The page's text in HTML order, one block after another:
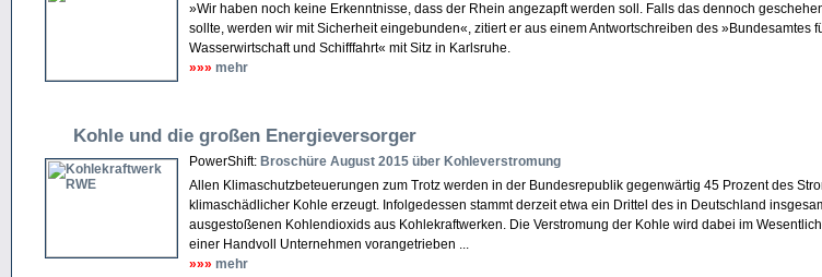
»Wir haben noch keine Erkenntnisse, dass der Rhein angezapft werden soll. Falls das dennoch
sollte, werden wir mit Sicherheit eingebunden«, zitiert er aus einem Antwortschreiben des »Bundesamtes
Wasserwirtschaft und Schifffahrt« mit Sitz in Karlsruhe.
»»» mehr
Kohle und die großen Energieversorger
PowerShift: Broschüre August 2015 über Kohleverstromung
Allen Klimaschutzbeteuerungen zum Trotz werden in der Bundesrepublik gegenwärtig 45 Prozent des
klimaschädlicher Kohle erzeugt. Infolgedessen stammt derzeit etwa ein Drittel des in Deutschland
ausgestoßenen Kohlendioxids aus Kohlekraftwerken. Die Verstromung der Kohle wird dabei im
einer Handvoll Unternehmen vorangetrieben ...
»»» mehr